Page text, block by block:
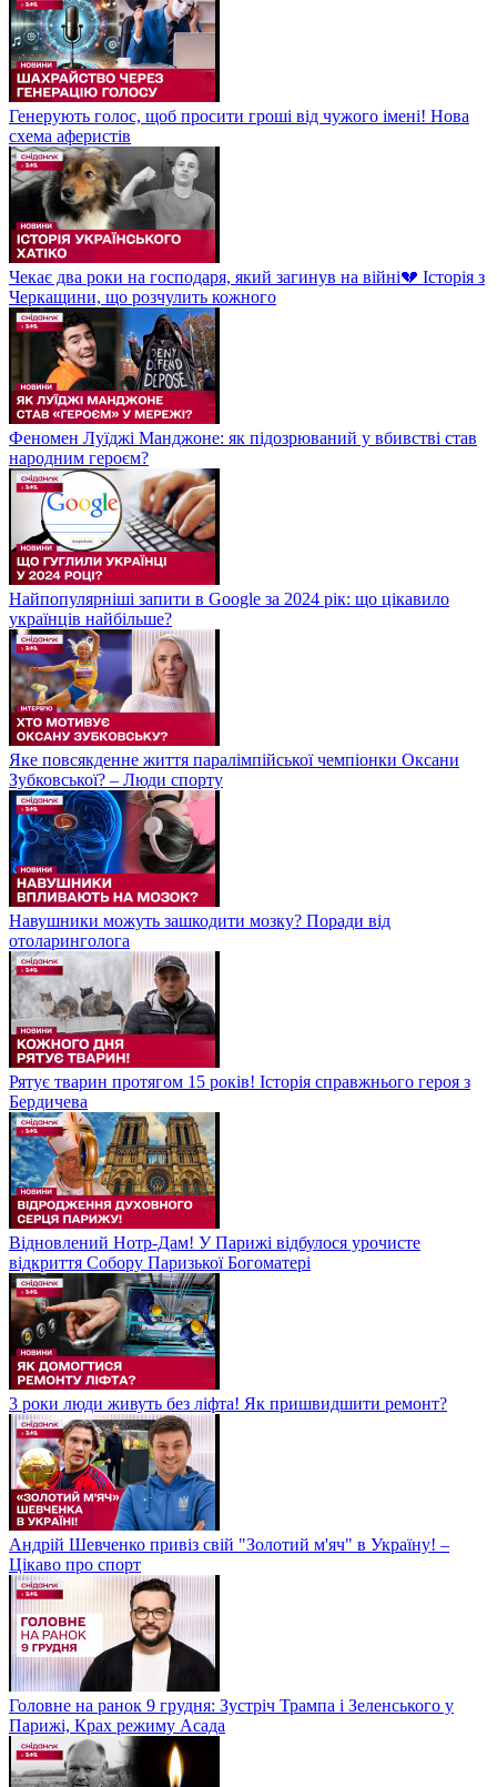
Генерують голос, щоб просити гроші від чужого імені! Нова
схема аферистів
Чекає два роки на господаря, який загинув на війні💔 Історія з
Черкащини, що розчулить кожного
Феномен Луїджі Манджоне: як підозрюваний у вбивстві став
народним героєм?
Найпопулярніші запити в Google за 2024 рік: що цікавило
українців найбільше?
Яке повсякденне життя паралімпійської чемпіонки Оксани
Зубковської? – Люди спорту
Навушники можуть зашкодити мозку? Поради від
отоларинголога
Рятує тварин протягом 15 років! Історія справжнього героя з
Бердичева
Відновлений Нотр-Дам! У Парижі відбулося урочисте
відкриття Собору Паризької Богоматері
3 роки люди живуть без ліфта! Як пришвидшити ремонт?
Андрій Шевченко привіз свій "Золотий м'яч" в Україну! –
Цікаво про спорт
Головне на ранок 9 грудня: Зустріч Трампа і Зеленського у
Парижі, Крах режиму Асада